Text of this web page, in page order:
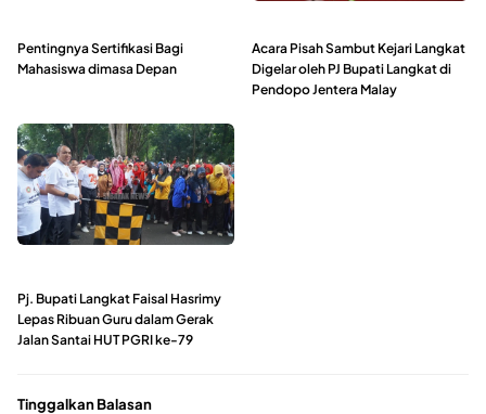
Pentingnya Sertifikasi Bagi
Mahasiswa dimasa Depan
Acara Pisah Sambut Kejari Langkat
Digelar oleh PJ Bupati Langkat di
Pendopo Jentera Malay
Pj. Bupati Langkat Faisal Hasrimy
Lepas Ribuan Guru dalam Gerak
Jalan Santai HUT PGRI ke-79
Tinggalkan Balasan